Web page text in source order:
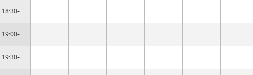
18:30-
19:00-
19:30-